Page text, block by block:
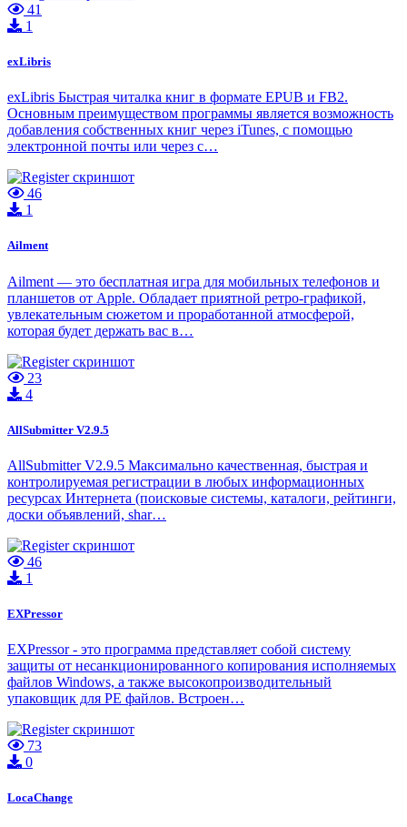
41
1
exLibris
exLibris Быстрая читалка книг в формате EPUB и FB2.
Основным преимуществом программы является возможность
добавления собственных книг через iTunes, с помощью
электронной почты или через с…
46
1
Ailment
Ailment — это бесплатная игра для мобильных телефонов и
планшетов от Apple. Обладает приятной ретро-графикой,
увлекательным сюжетом и проработанной атмосферой,
которая будет держать вас в…
23
4
AllSubmitter V2.9.5
AllSubmitter V2.9.5 Максимально качественная, быстрая и
контролируемая регистрации в любых информационных
ресурсах Интернета (поисковые системы, каталоги, рейтинги,
доски объявлений, shar…
46
1
EXPressor
EXPressor - это программа представляет собой систему
защиты от несанкционированного копирования исполняемых
файлов Windows, а также высокопроизводительный
упаковщик для PE файлов. Встроен…
73
0
LocaChange